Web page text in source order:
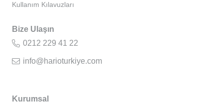
Kullanım Kılavuzları
Bize Ulaşın
0212 229 41 22
info@harioturkiye.com
Kurumsal